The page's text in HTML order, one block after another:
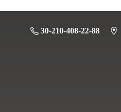
30-210-408-22-88